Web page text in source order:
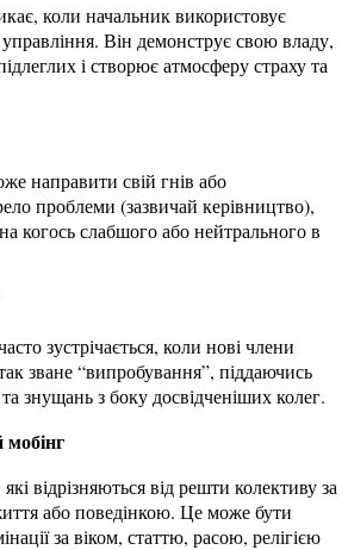
коли начальник використовує
Він демонструє свою владу,
і створює атмосферу страху та
направити свій гнів або
проблеми (зазвичай керівництво),
когось слабшого або нейтрального в
зустрічається, коли нові члени
зване “випробування”, піддаючись
знущань з боку досвідченіших колег.
відрізняються від решти колективу за
або поведінкою. Це може бути
за віком, статтю, расою, релігією